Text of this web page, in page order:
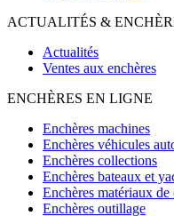
ACTUALITÉS &
Actualités
Ventes aux enchères
ENCHÈRES EN LIGNE
Enchères machines
Enchères véhicules
Enchères collections
Enchères bateaux et
Enchères matériaux
Enchères outillage